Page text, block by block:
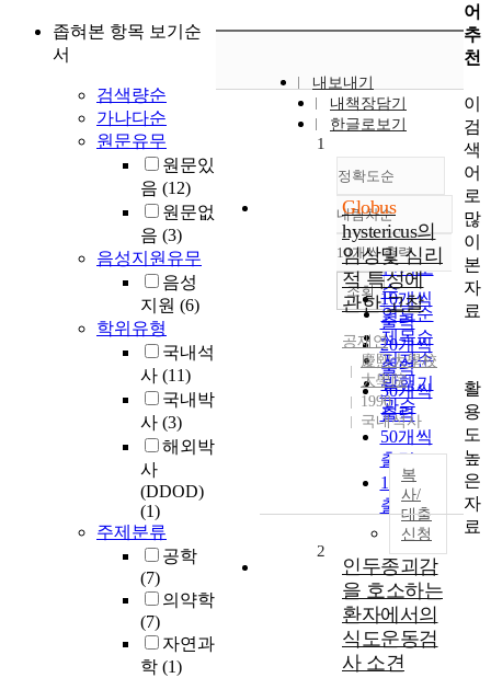
좁혀본 항목 보기순
서
검색량순
가나다순
원문유무
원문있
음 (12)
원문없
음 (3)
음성지원유무
음성
지원 (6)
학위유형
국내석
사 (11)
국내박
사 (3)
해외박
사
(DDOD)
(1)
주제분류
공학
(7)
의약학
(7)
자연과
학 (1)
내보내기
내책장담기
한글로보기
정확도순
정확도
순
인기도
순
연도순
제목순
저자순
발행기
관순
내림차순
내림차순
10개씩 출력
10개씩
출력
20개씩
출력
30개씩
출력
50개씩
출력
100개씩
출력
조회
1
Globus
hystericus의
임상및 심리
적 특성에
관한 고찰
공재연
慶熙大學校
大學院
1990
국내석사
복
사/
대출
신청
2
인두종괴감
을 호소하는
환자에서의
식도운동검
사 소견
어
추
천
이
검
색
어
로
많
이
본
자
료
활
용
도
높
은
자
료